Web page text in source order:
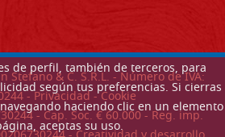
de perfil, también de terceros, para
según tus preferencias. Si cierras
haciendo clic en un elemento
aceptas su uso.
& C. S.R.L. - Número de IVA:
-Privacidad-Cookie
- Cap. Soc. € 60.000 - Reg. imp.